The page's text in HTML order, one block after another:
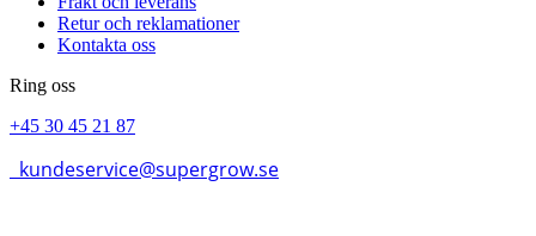
Retur och reklamationer
Kontakta oss
Ring oss
+45 30 45 21 87
kundeservice@supergrow.se